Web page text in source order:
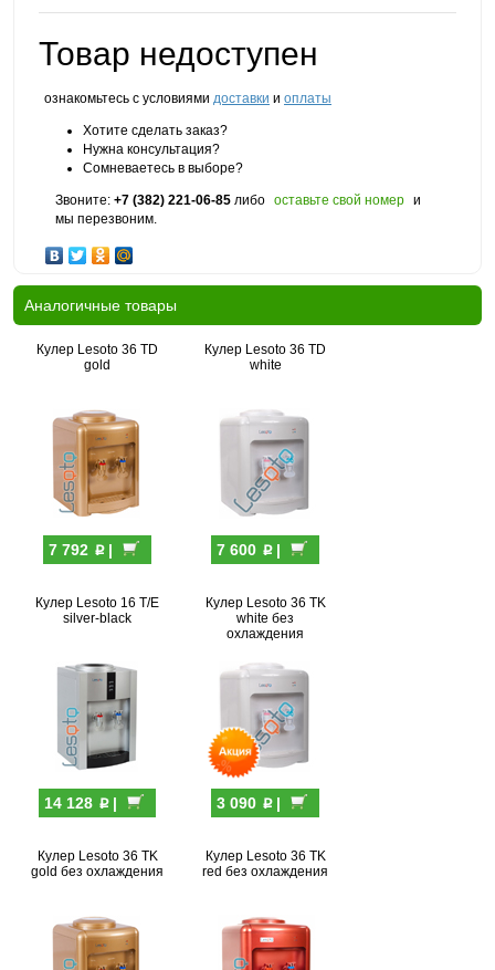
Товар недоступен
ознакомьтесь с условиями доставки и оплаты
Хотите сделать заказ?
Нужна консультация?
Сомневаетесь в выборе?
Звоните: +7 (382) 221-06-85 либо оставьте свой номер и
мы перезвоним.
Аналогичные товары
Кулер Lesoto 36 TD
gold
7 792 p|
Кулер Lesoto 36 TD
white
7 600 p|
Кулер Lesoto 16 T/E
silver-black
14 128 p|
Кулер Lesoto 36 TK
white без
охлаждения
3 090 p|
Кулер Lesoto 36 TK
gold без охлаждения
Кулер Lesoto 36 TK
red без охлаждения